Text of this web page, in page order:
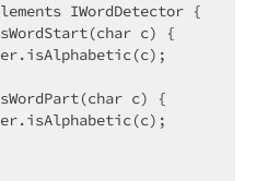
IWordDetector {